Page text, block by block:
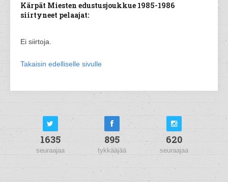
Kärpät Miesten edustusjoukkue 1985-1986
siirtyneet pelaajat:
Ei siirtoja.
Takaisin edelliselle sivulle
1635
seuraajaa
895
tykkääjää
620
seuraajaa